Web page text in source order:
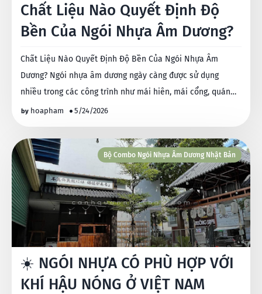
Chất Liệu Nào Quyết Định Độ
Bền Của Ngói Nhựa Âm Dương?
Chất Liệu Nào Quyết Định Độ Bền Của Ngói Nhựa Âm
Dương? Ngói nhựa âm dương ngày càng được sử dụng
nhiều trong các công trình như mái hiên, mái cổng, quán
cà…hoapham 5/24/2026
Bộ Combo Ngói Nhựa Âm Dương Nhật Bản
☀️ NGÓI NHỰA CÓ PHÙ HỢP VỚI
KHÍ HẬU NÓNG Ở VIỆT NAM